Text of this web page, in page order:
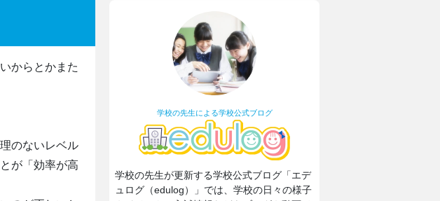
からとかまた
のないレベル
が「効率が高
学校の先生による学校公式ブログ
学校の先生が更新する学校公式ブログ「エデ
ュログ（edulog）」では、学校の日々の様子